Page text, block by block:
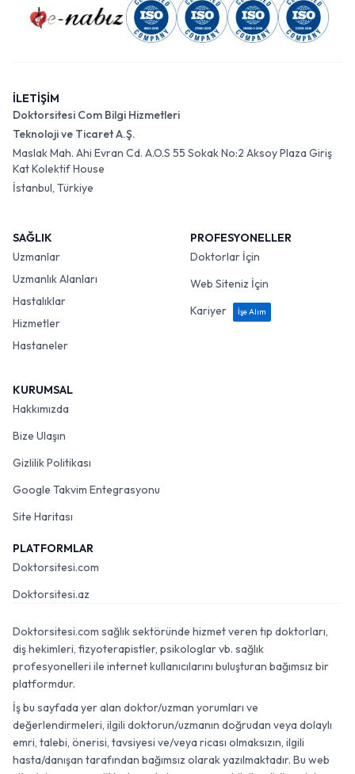
İLETİŞİM
Doktorsitesi Com Bilgi Hizmetleri
Teknoloji ve Ticaret A.Ş.
Maslak Mah. Ahi Evran Cd. A.O.S 55 Sokak No:2 Aksoy Plaza Giriş
Kat Kolektif House
İstanbul, Türkiye
SAĞLIK
Uzmanlar
Uzmanlık Alanları
Hastalıklar
Hizmetler
Hastaneler
PROFESYONELLER
Doktorlar İçin
Web Siteniz İçin
Kariyer
İşe Alım
KURUMSAL
Hakkımızda
Bize Ulaşın
Gizlilik Politikası
Google Takvim Entegrasyonu
Site Haritası
PLATFORMLAR
Doktorsitesi.com
Doktorsitesi.az
Doktorsitesi.com sağlık sektöründe hizmet veren tıp doktorları,
diş hekimleri, fizyoterapistler, psikologlar vb. sağlık
profesyonelleri ile internet kullanıcılarını buluşturan bağımsız bir
platformdur.
İş bu sayfada yer alan doktor/uzman yorumları ve
değerlendirmeleri, ilgili doktorun/uzmanın doğrudan veya dolaylı
emri, talebi, önerisi, tavsiyesi ve/veya ricası olmaksızın, ilgili
hasta/danışan tarafından bağımsız olarak yazılmaktadır. Bu web